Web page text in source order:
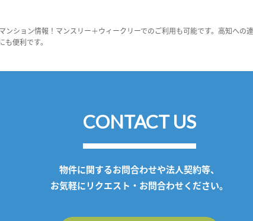
ション情報！マンスリー＋ウィークリーでのご利用も可能です。高知へ
便利です。
CONTACT US
物件に関するお問合わせや法人契約等、
お気軽にリクエスト・お問合わせください。